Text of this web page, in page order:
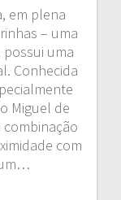
em plena
– uma
uma
Conhecida
Miguel de
com